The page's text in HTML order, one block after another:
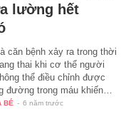
lường hết
căn bệnh xảy ra trong thời
thai khi cơ thể người
thể điều chỉnh được
đường trong máu khiến…
BÉ - 6 năm trước